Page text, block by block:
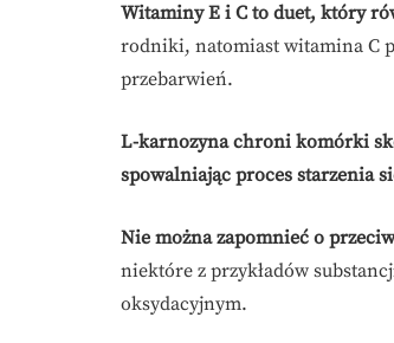
Witaminy E i C to duet, który
rodniki, natomiast witamina C
przebarwień.
L-karnozyna chroni komórki
spowalniając proces starzenia
Nie można zapomnieć o
niektóre z przykładów
oksydacyjnym.